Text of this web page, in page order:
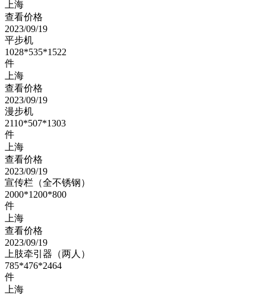
上海
查看价格
2023/09/19
平步机
1028*535*1522
件
上海
查看价格
2023/09/19
漫步机
2110*507*1303
件
上海
查看价格
2023/09/19
宣传栏（全不锈钢）
2000*1200*800
件
上海
查看价格
2023/09/19
上肢牵引器（两人）
785*476*2464
件
上海